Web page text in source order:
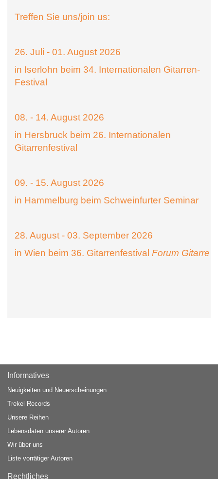
Treffen Sie uns/join us:
26. Juli - 01. August 2026
in Iserlohn beim 34. Internationalen Gitarren-
Festival
08. - 14. August 2026
in Hersbruck beim 26. Internationalen
Gitarrenfestival
09. - 15. August 2026
in Hammelburg beim Schweinfurter Seminar
28. August - 03. September 2026
in Wien beim 36. Gitarrenfestival Forum Gitarre
Informatives
Neuigkeiten und Neuerscheinungen
Trekel Records
Unsere Reihen
Lebensdaten unserer Autoren
Wir über uns
Liste vorrätiger Autoren
Rechtliches